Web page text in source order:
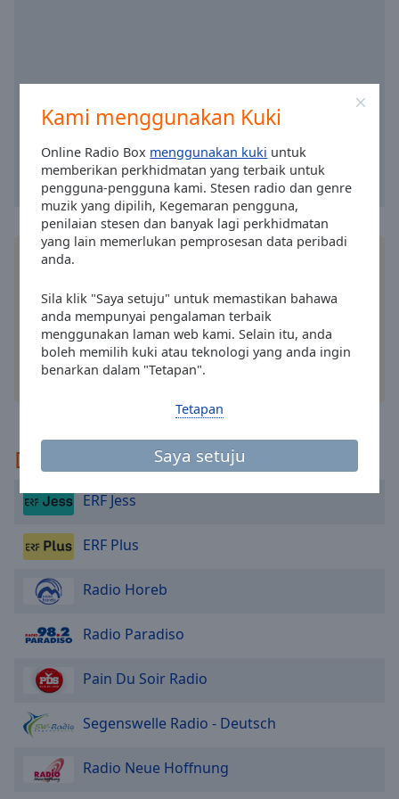
Kami menggunakan Kuki
Online Radio Box menggunakan kuki untuk
memberikan perkhidmatan yang terbaik untuk
pengguna-pengguna kami. Stesen radio dan genre
muzik yang dipilih, Kegemaran pengguna,
penilaian stesen dan banyak lagi perkhidmatan
yang lain memerlukan pemprosesan data peribadi
anda.
Sila klik "Saya setuju" untuk memastikan bahawa
anda mempunyai pengalaman terbaik
menggunakan laman web kami. Selain itu, anda
boleh memilih kuki atau teknologi yang anda ingin
benarkan dalam "Tetapan".
Saya setuju
Tetapan
window.
Opacity
Background
Opacity
Color
Opacity
Font
Edge
Font
Family
Pasang
dalam talian – di mana jua anda berada!
pilihan lain
Disyorkan
ERF Jess
ERF Plus
Radio Horeb
Radio Paradiso
Pain Du Soir Radio
Segenswelle Radio - Deutsch
Radio Neue Hoffnung